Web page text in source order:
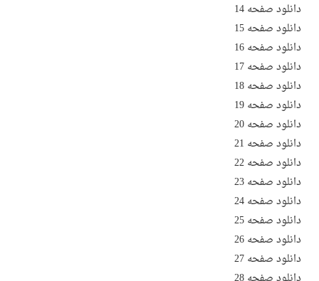
دانلود صفحه 15
دانلود صفحه 16
دانلود صفحه 17
دانلود صفحه 18
دانلود صفحه 19
دانلود صفحه 20
دانلود صفحه 21
دانلود صفحه 22
دانلود صفحه 23
دانلود صفحه 24
دانلود صفحه 25
دانلود صفحه 26
دانلود صفحه 27
دانلود صفحه 28